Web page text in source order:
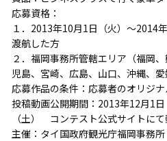
応募資格：
１．2013年10月1日（火）～2014
渡航した方
２．福岡事務所管轄エリア（福岡
児島、宮崎、広島、山口、沖縄、
応募作品の条件：応募者のオリジ
投稿動画公開期間：2013年12月1
（土） コンテスト公式サイトに
主催：タイ国政府観光庁福岡事務所